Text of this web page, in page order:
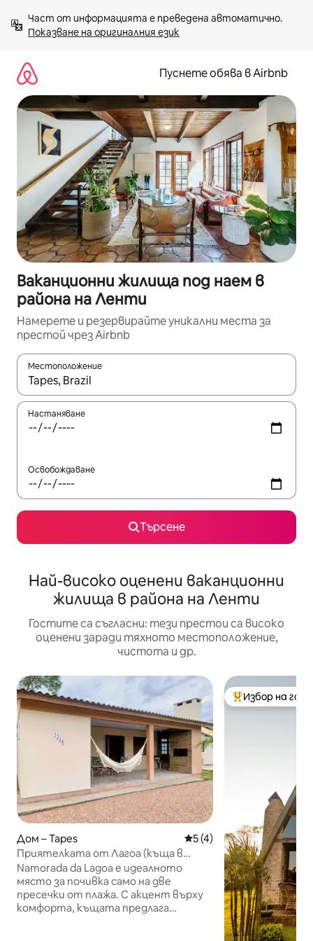
към
съдържанието
Показване на оригиналния език
Пуснете обява в Airbnb
Ваканционни жилища под наем в
района на Ленти
Намерете и резервирайте уникални места за
престой чрез Airbnb
Местоположение
Когато резултатите се покажат, използвайте
Настаняване
Освобождаване
Търсене
Най-високо оценени ваканционни
жилища в района на Ленти
Гостите са съгласни: тези престои са високо
оценени заради тяхното местоположение,
чистота и др.
Дом – Tapes Средна оценка: 5 от 5,
5 (4)
Приятелката от Лагоа (къща в
Пинвест)
Namorada da Lagoa е идеалното
място за почивка само на две
пресечки от плажа. С акцент върху
комфорта, къщата предлага
Най-популярен
Избор на